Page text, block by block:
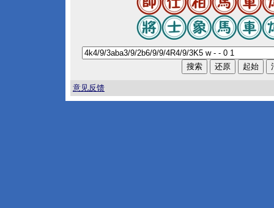
意见反馈